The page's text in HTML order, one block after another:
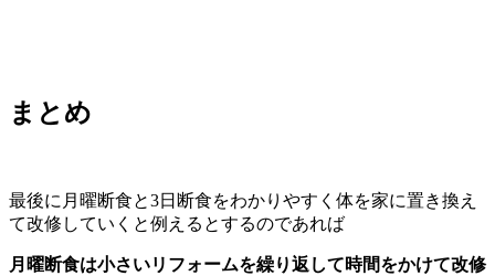
まとめ
最後に月曜断食と3日断食をわかりやすく体を家に置き換え
て改修していくと例えるとするのであれば
月曜断食は小さいリフォームを繰り返して時間をかけて改修